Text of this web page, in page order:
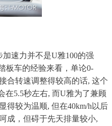
速力并不是U雅100的强
板车的经验来看，单论0-
合转速调整得较高的话, 这个
在5.5秒左右, 而U雅为了兼顾
得较为温顺, 但在40km/h以后
成，但碍于先天排量较小,